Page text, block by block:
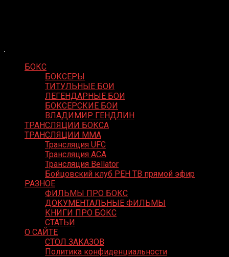
БОКС
БОКСЕРЫ
ТИТУЛЬНЫЕ БОИ
ЛЕГЕНДАРНЫЕ БОИ
БОКСЕРСКИЕ БОИ
ВЛАДИМИР ГЕНДЛИН
ТРАНСЛЯЦИИ БОКСА
ТРАНСЛЯЦИИ MMA
Трансляция UFC
Трансляция ACA
Трансляция Bellator
Бойцовский клуб РЕН ТВ прямой эфир
РАЗНОЕ
ФИЛЬМЫ ПРО БОКС
ДОКУМЕНТАЛЬНЫЕ ФИЛЬМЫ
КНИГИ ПРО БОКС
СТАТЬИ
О САЙТЕ
СТОЛ ЗАКАЗОВ
Политика конфиденциальности